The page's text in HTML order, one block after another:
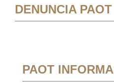
DENUNCIA PAOT
PAOT INFORMA